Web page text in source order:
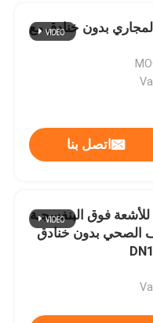
بدون خنادق مع
اتصل بنا
للأشعة فوق البنفسجية
الصحي بدون خنادق